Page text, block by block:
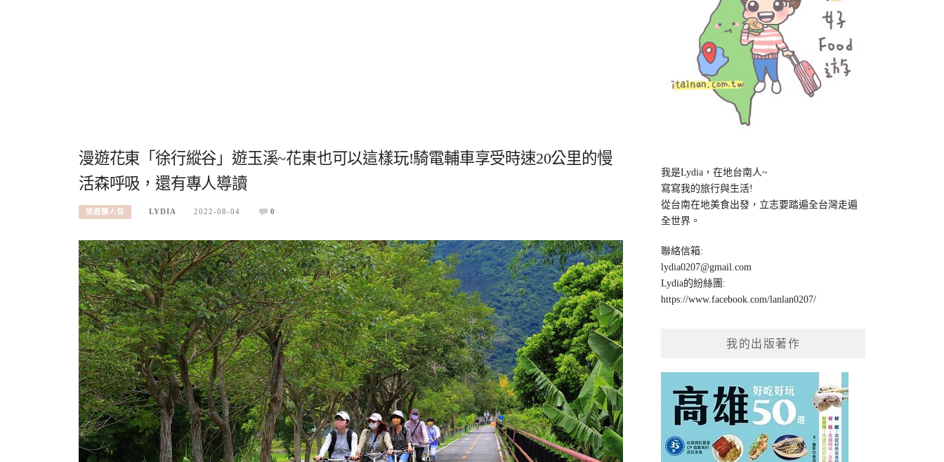
漫遊花東「徐行縱谷」遊玉溪~花東也可以這樣玩!騎電輔車享受時速20公里的慢
活森呼吸，還有專人導讀
旅遊懶人包 LYDIA 2022-08-04 0
我是Lydia，在地台南人~
寫寫我的旅行與生活!
從台南在地美食出發，立志要踏遍全台灣走遍
全世界。
聯絡信箱:
lydia0207@gmail.com
Lydia的紛絲團:
https://www.facebook.com/lanlan0207/
我的出版著作